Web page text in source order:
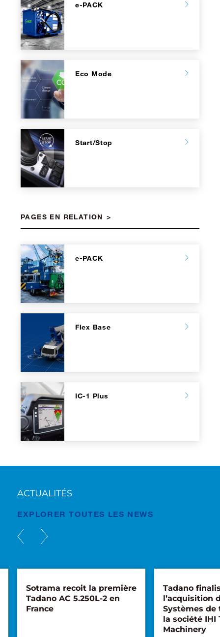
e-PACK
Eco Mode
Start/Stop
PAGES EN RELATION
e-PACK
Flex Base
IC-1 Plus
ACTUALITÉS
EXPLORER TOUTES LES NEWS
Sotrama recoit la première
Tadano AC 5.250L-2 en
France
Tadano
l’acquisition
Systèmes de
la société IHI
Machinery